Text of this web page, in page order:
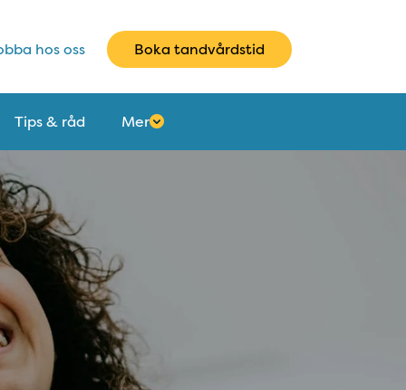
hos oss Boka tandvårdstid
Tips & råd Mer